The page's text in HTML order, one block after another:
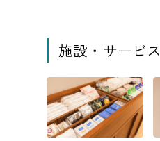
施設・サービス